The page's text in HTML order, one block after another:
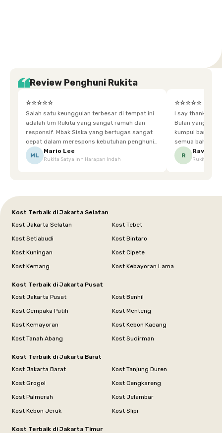
Review Penghuni Rukita
⭐⭐⭐⭐⭐
Salah satu keunggulan terbesar di tempat ini
adalah tim Rukita yang sangat ramah dan
responsif. Mbak Siska yang bertugas sangat
cepat dalam merespons kebutuhan penghuni.
Ketika saya meminta keset karena sempat
terpeleset, permintaan tersebut langsung
ML
Mario Lee
Rukita Satya Inn Harapan Indah
⭐⭐⭐⭐⭐
I say thankyou
Bulan yang super happy! banyak
kumpul bareng
semua bahagia
mgkn saran dari air aja & kebersihan lebih di
R
Ravena
Rukita
Kost Terbaik di Jakarta Selatan
Kost Jakarta Selatan
Kost Tebet
Kost Setiabudi
Kost Bintaro
Kost Kuningan
Kost Cipete
Kost Kemang
Kost Kebayoran Lama
Kost Terbaik di Jakarta Pusat
Kost Jakarta Pusat
Kost Benhil
Kost Cempaka Putih
Kost Menteng
Kost Kemayoran
Kost Kebon Kacang
Kost Tanah Abang
Kost Sudirman
Kost Terbaik di Jakarta Barat
Kost Jakarta Barat
Kost Tanjung Duren
Kost Grogol
Kost Cengkareng
Kost Palmerah
Kost Jelambar
Kost Kebon Jeruk
Kost Slipi
Kost Terbaik di Jakarta Timur